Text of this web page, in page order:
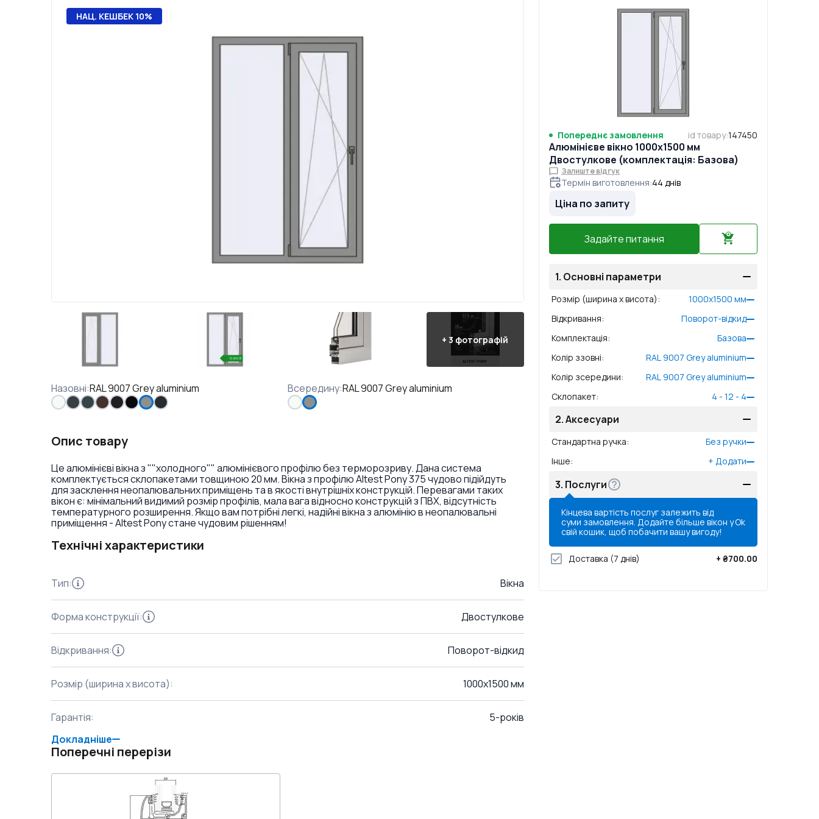
НАЦ. КЕШБЕК 10%
+3 фотографій
Назовні:RAL 9007 Grey aluminium Всередину:RAL 9007 Grey aluminium
Опис товару
Це алюмінієві вікна з ""холодного"" алюмінієвого профілю без терморозриву. Дана система
комплектується склопакетами товщиною 20 мм. Вікна з профілю Altest Pony 375 чудово підійдуть
для засклення неопалювальних приміщень та в якості внутрішніх конструкцій. Перевагами таких
вікон є: мінімальний видимий розмір профілів, мала вага відносно конструкцій з ПВХ, відсутність
температурного розширення. Якщо вам потрібні легкі, надійні вікна з алюмінію в неопалювальні
приміщення - Altest Pony стане чудовим рішенням!
Технічні характеристики
Тип: Вікна
Форма конструкції: Двостулкове
Відкривання: Поворот-відкид
Розмір (ширина x висота): 1000x1500 мм
Гарантія:
5-років
Докладніше
Поперечні перерізи
Попереднє замовлення id товару:147450
Алюмінієве вікно 1000x1500 мм
Двостулкове (комплектація: Базова)
Залиште відгук
Термін виготовлення:44 днів
Ціна по запиту
Задайте питання
1. Основні параметри
Розмір (ширина x висота): 1000x1500 мм
Відкривання:
Поворот-відкид
Комплектація:
Базова
Колір ззовні:
RAL 9007 Grey aluminium
Колір зсередини:
RAL 9007 Grey aluminium
Склопакет: 4 - 12 - 4
2.Аксесуари
Стандартна ручка:
Без ручки
Інше: + Додати
3. Послуги
Кінцева вартість послуг залежить від
суми замовлення. Додайте більше вікон у
свій кошик, щоб побачити вашу вигоду!
Ok
Доставка (7 днів) + ₴700.00